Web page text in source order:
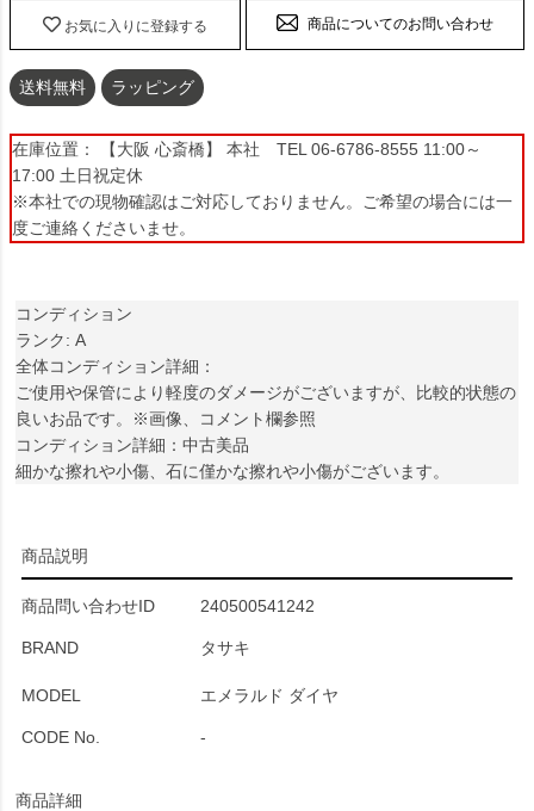
お気に入りに登録する 商品についてのお問い合わせ
送料無料 ラッピング
在庫位置： 【大阪 心斎橋】 本社 TEL 06-6786-8555 11:00～
17:00 土日祝定休
※本社での現物確認はご対応しておりません。ご希望の場合には一
度ご連絡くださいませ。
コンディション
ランク: A
全体コンディション詳細：
ご使用や保管により軽度のダメージがございますが、比較的状態の
良いお品です。※画像、コメント欄参照
コンディション詳細：中古美品
細かな擦れや小傷、石に僅かな擦れや小傷がございます。
商品説明
商品問い合わせID 240500541242
BRAND タサキ
MODEL エメラルド ダイヤ
CODE No. -
商品詳細